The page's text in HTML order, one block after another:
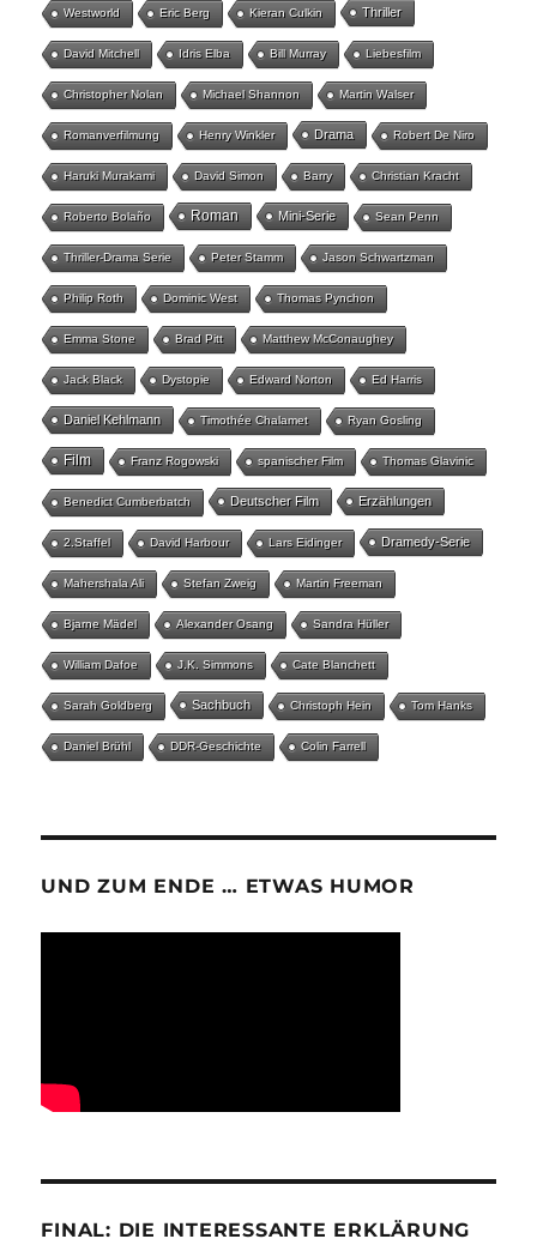
Westworld Eric Berg Kieran Culkin Thriller
David Mitchell Idris Elba Bill Murray Liebesfilm
Christopher Nolan Michael Shannon Martin Walser
Romanverfilmung Henry Winkler Drama Robert De Niro
Haruki Murakami David Simon Barry Christian Kracht
Roberto Bolaño Roman Mini-Serie Sean Penn
Thriller-Drama Serie Peter Stamm Jason Schwartzman
Philip Roth Dominic West Thomas Pynchon
Emma Stone Brad Pitt Matthew McConaughey
Jack Black Dystopie Edward Norton Ed Harris
Daniel Kehlmann Timothée Chalamet Ryan Gosling
Film Franz Rogowski spanischer Film Thomas Glavinic
Benedict Cumberbatch Deutscher Film Erzählungen
2.Staffel David Harbour Lars Eidinger Dramedy-Serie
Mahershala Ali Stefan Zweig Martin Freeman
Bjarne Mädel Alexander Osang Sandra Hüller
William Dafoe J.K. Simmons Cate Blanchett
Sarah Goldberg Sachbuch Christoph Hein Tom Hanks
Daniel Brühl DDR-Geschichte Colin Farrell
UND ZUM ENDE … ETWAS HUMOR
FINAL: DIE INTERESSANTE ERKLÄRUNG